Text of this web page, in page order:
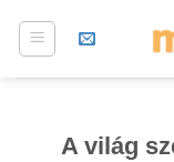
A világ